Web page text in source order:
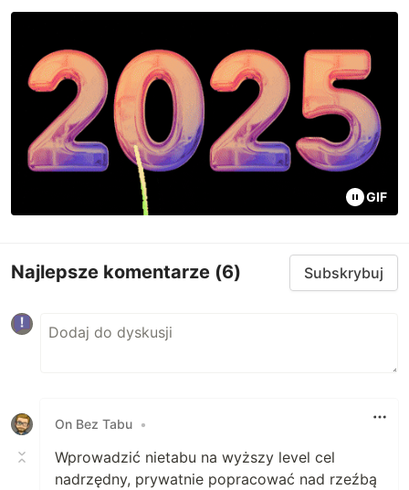
GIF
Najlepsze komentarze (6) Subskrybuj
On Bez Tabu •
Wprowadzić nietabu na wyższy level cel
nadrzędny, prywatnie popracować nad rzeźbą